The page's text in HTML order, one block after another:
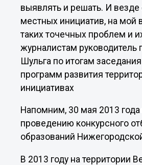
выявлять и решать. И
местных инициатив, на мой
таких точечных проблем и
журналистам
Шульга по итогам
программ развития
инициативах
Напомним, 30 мая 2013
проведению конкурсного
образований
В 2013 году на территории